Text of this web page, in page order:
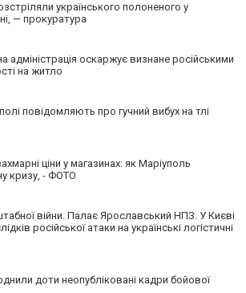
українського полоненого у
— прокуратура
адміністрація оскаржує визнане російськими
на житло
повідомляють про гучний вибух на тлі
ціни у магазинах: як Маріуполь
кризу, - ФОТО
війни. Палає Ярославський НПЗ. У Києві
російської атаки на українські логістичні
доти неопубліковані кадри бойової